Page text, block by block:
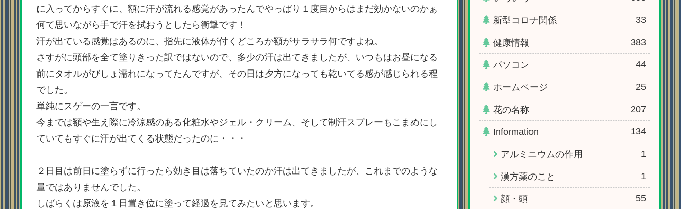
に入ってからすぐに、額に汗が流れる感覚があったんでやっぱり１度目からはまだ効かないのかぁ
何て思いながら手で汗を拭おうとしたら衝撃です！
汗が出ている感覚はあるのに、指先に液体が付くどころか額がサラサラ何ですよね。
さすがに頭部を全て塗りきった訳ではないので、多少の汗は出てきましたが、いつもはお昼になる
前にタオルがびしょ濡れになってたんですが、その日は夕方になっても乾いてる感が感じられる程
でした。
単純にスゲーの一言です。
今までは額や生え際に冷涼感のある化粧水やジェル・クリーム、そして制汗スプレーもこまめにし
ていてもすぐに汗が出てくる状態だったのに・・・
２日目は前日に塗らずに行ったら効き目は落ちていたのか汗は出てきましたが、これまでのような
量ではありませんでした。
しばらくは原液を１日置き位に塗って経過を見てみたいと思います。
新型コロナ関係 33
健康情報 383
パソコン 44
ホームページ 25
花の名称 207
Information 134
アルミニウムの作用 1
漢方薬のこと 1
顔・頭 55